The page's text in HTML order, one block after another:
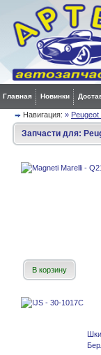
Главная Новинки
Навигация: »
Запчасти для:
В корзину